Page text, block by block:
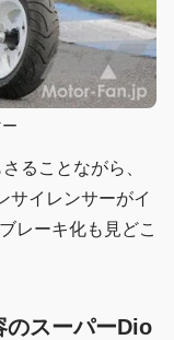
ることながら、
サイレンサーがイ
レーキ化も見どこ
のスーパーDio